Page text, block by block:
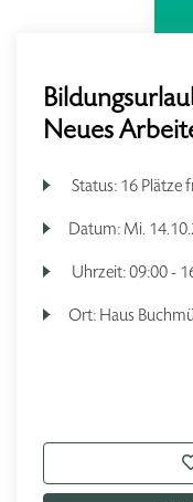
Neues
Status: 16 Plätze
Datum: Mi.
Uhrzeit:09:00 -
Ort: Haus